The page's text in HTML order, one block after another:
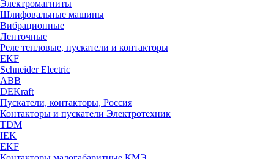
Электромагниты
Шлифовальные машины
Вибрационные
Ленточные
Реле тепловые, пускатели и контакторы
EKF
Schneider Electric
ABB
DEKraft
Пускатели, контакторы, Россия
Контакторы и пускатели Электротехник
TDM
IEK
EKF